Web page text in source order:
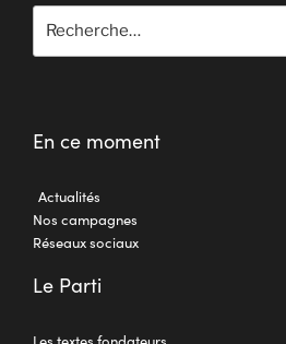
En ce moment
Actualités
Nos campagnes
Réseaux sociaux
Le Parti